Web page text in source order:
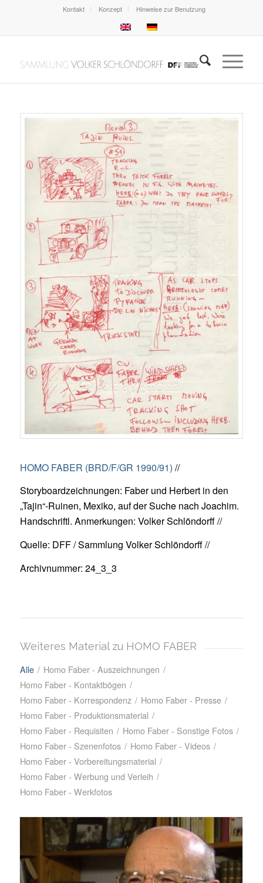
Kontakt Konzept Hinweise zur Benutzung
HOMO FABER (BRD/F/GR 1990/91) //
Storyboardzeichnungen: Faber und Herbert in den
„Tajin“-Ruinen, Mexiko, auf der Suche nach Joachim.
Handschriftl. Anmerkungen: Volker Schlöndorff //
Quelle: DFF / Sammlung Volker Schlöndorff //
Archivnummer: 24_3_3
Weiteres Material zu HOMO FABER
Alle / Homo Faber - Auszeichnungen /
Homo Faber - Kontaktbögen /
Homo Faber - Korrespondenz / Homo Faber - Presse /
Homo Faber - Produktionsmaterial /
Homo Faber - Requisiten / Homo Faber - Sonstige Fotos /
Homo Faber - Szenenfotos / Homo Faber - Videos /
Homo Faber - Vorbereitungsmaterial /
Homo Faber - Werbung und Verleih /
Homo Faber - Werkfotos